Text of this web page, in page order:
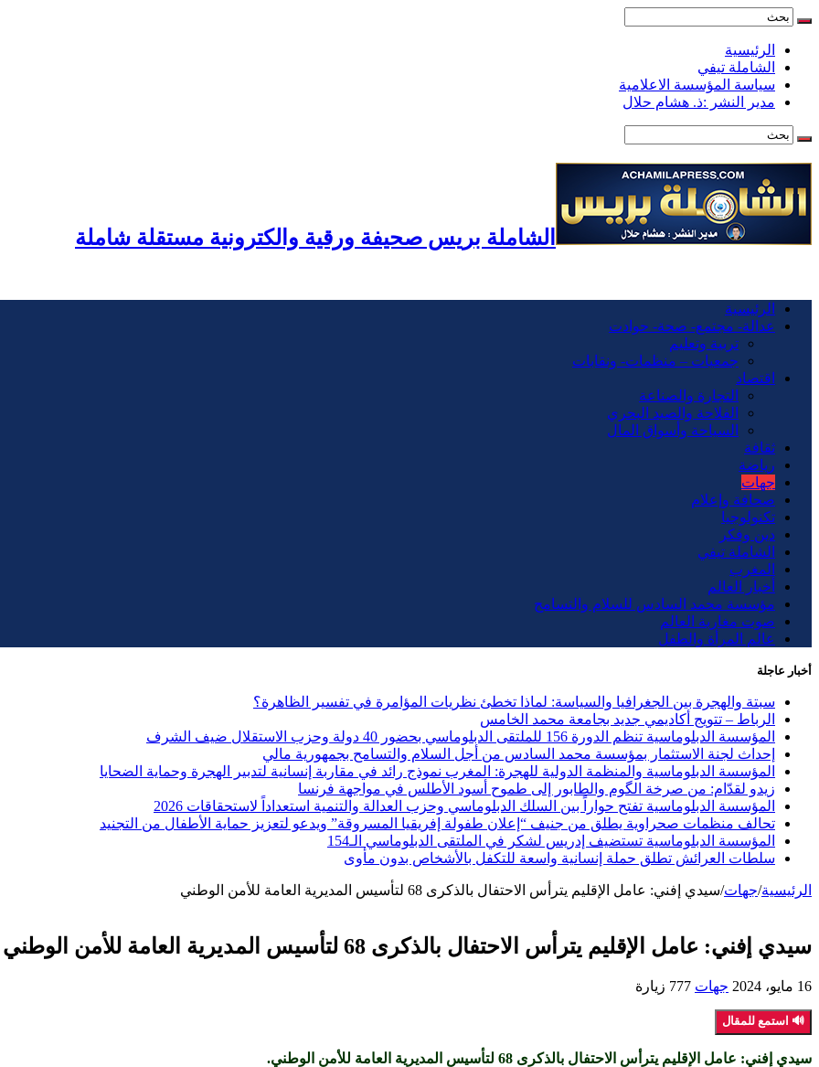
الرئيسية
الشاملة تيفي
سياسة المؤسسة الاعلامية
مدير النشر :ذ. هشام حلال
الشاملة بريس صحيفة ورقية والكترونية مستقلة شاملة
الرئيسية
عدالة- مجتمع- صحة- حوادت
تربية وتعليم
جمعيات – منظمات- ونقابات
اقتصاد
التجارة والصناعة
الفلاحة والصيد البحري
السياحة وأسواق المال
ثقافة
رياضة
جهات
صحافة وإعلام
تكنولوجيا
دين وفكر
الشاملة تيفي
المغرب
أخبار العالم
مؤسسة محمد السادس للسلام والتسامح
صوت مغاربة العالم
عالم المرأة والطفل
أخبار عاجلة
سبتة والهجرة بين الجغرافيا والسياسة: لماذا تخطئ نظريات المؤامرة في تفسير الظاهرة؟
الرباط – تتويج أكاديمي جديد بجامعة محمد الخامس
المؤسسة الدبلوماسية تنظم الدورة 156 للملتقى الدبلوماسي بحضور 40 دولة وحزب الاستقلال ضيف الشرف
إحداث لجنة الاستثمار بمؤسسة محمد السادس من أجل السلام والتسامح بجمهورية مالي
المؤسسة الدبلوماسية والمنظمة الدولية للهجرة: المغرب نموذج رائد في مقاربة إنسانية لتدبير الهجرة وحماية الضحايا
زيدو لقدّام: من صرخة الگوم والطابور إلى طموح أسود الأطلس في مواجهة فرنسا
المؤسسة الدبلوماسية تفتح حواراً بين السلك الدبلوماسي وحزب العدالة والتنمية استعداداً لاستحقاقات 2026
تحالف منظمات صحراوية يطلق من جنيف “إعلان طفولة إفريقيا المسروقة” ويدعو لتعزيز حماية الأطفال من التجنيد
المؤسسة الدبلوماسية تستضيف إدريس لشكر في الملتقى الدبلوماسي الـ154
سلطات العرائش تطلق حملة إنسانية واسعة للتكفل بالأشخاص بدون مأوى
الرئيسية/جهات/سيدي إفني: عامل الإقليم يترأس الاحتفال بالذكرى 68 لتأسيس المديرية العامة للأمن الوطني
سيدي إفني: عامل الإقليم يترأس الاحتفال بالذكرى 68 لتأسيس المديرية العامة للأمن الوطني
16 مايو، 2024 جهات 777 زيارة
🔊 استمع للمقال
سيدي إفني: عامل الإقليم يترأس الاحتفال بالذكرى 68 لتأسيس المديرية العامة للأمن الوطني.